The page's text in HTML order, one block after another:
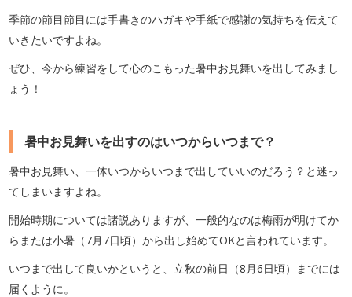
季節の節目節目には手書きのハガキや手紙で感謝の気持ちを伝えて
いきたいですよね。
ぜひ、今から練習をして心のこもった暑中お見舞いを出してみまし
ょう！
暑中お見舞いを出すのはいつからいつまで？
暑中お見舞い、一体いつからいつまで出していいのだろう？と迷っ
てしまいますよね。
開始時期については諸説ありますが、一般的なのは梅雨が明けてか
らまたは小暑（7月7日頃）から出し始めてOKと言われています。
いつまで出して良いかというと、立秋の前日（8月6日頃）までには
届くように。